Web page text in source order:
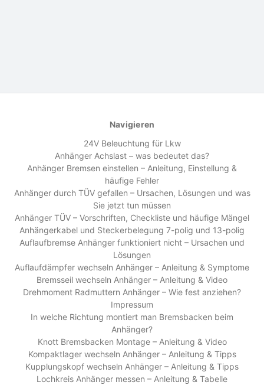
Navigieren
24V Beleuchtung für Lkw
Anhänger Achslast – was bedeutet das?
Anhänger Bremsen einstellen – Anleitung, Einstellung &
häufige Fehler
Anhänger durch TÜV gefallen – Ursachen, Lösungen und was
Sie jetzt tun müssen
Anhänger TÜV – Vorschriften, Checkliste und häufige Mängel
Anhängerkabel und Steckerbelegung 7-polig und 13-polig
Auflaufbremse Anhänger funktioniert nicht – Ursachen und
Lösungen
Auflaufdämpfer wechseln Anhänger – Anleitung & Symptome
Bremsseil wechseln Anhänger – Anleitung & Video
Drehmoment Radmuttern Anhänger – Wie fest anziehen?
Impressum
In welche Richtung montiert man Bremsbacken beim
Anhänger?
Knott Bremsbacken Montage – Anleitung & Video
Kompaktlager wechseln Anhänger – Anleitung & Tipps
Kupplungskopf wechseln Anhänger – Anleitung & Tipps
Lochkreis Anhänger messen – Anleitung & Tabelle